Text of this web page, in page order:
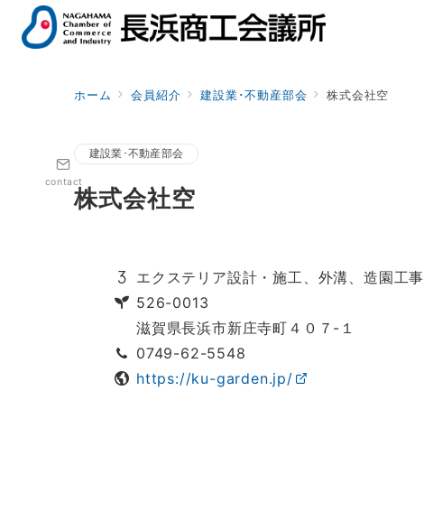
contact
ホーム 会員紹介 建設業･不動産部会 株式会社空
建設業･不動産部会
株式会社空
エクステリア設計・施工、外溝、造園工事
526-0013
滋賀県長浜市新庄寺町４０７-１
0749-62-5548
https://ku-garden.jp/